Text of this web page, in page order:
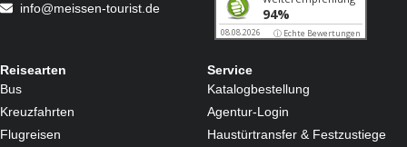
info@meissen-tourist.de
Reisearten
Bus
Kreuzfahrten
Flugreisen
Service
Katalogbestellung
Agentur-Login
Haustürtransfer & Festzustiege